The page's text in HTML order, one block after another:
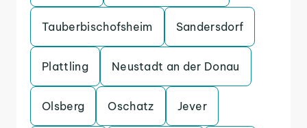
Tauberbischofsheim Sandersdorf
Plattling Neustadt an der Donau
Olsberg Oschatz Jever